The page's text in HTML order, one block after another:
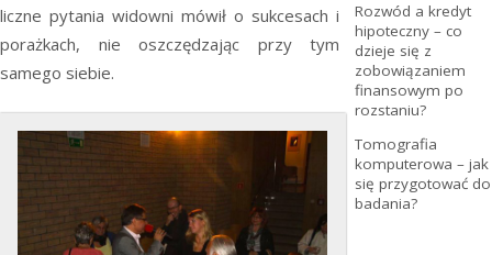
liczne pytania widowni mówił o sukcesach i
porażkach, nie oszczędzając przy tym
samego siebie.
Rozwód a kredyt
hipoteczny – co
dzieje się z
zobowiązaniem
finansowym po
rozstaniu?
Tomografia
komputerowa – jak
się przygotować do
badania?